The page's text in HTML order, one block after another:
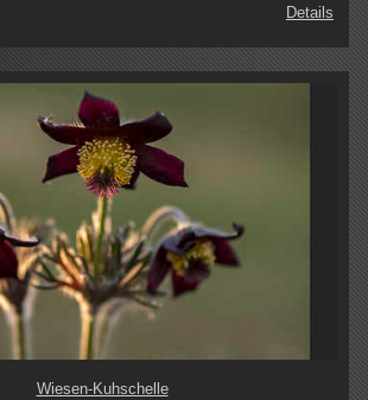
Details
Wiesen-Kuhschelle